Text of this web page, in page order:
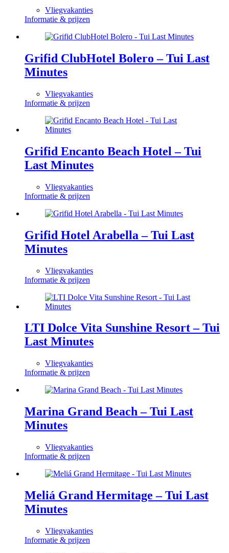
Vliegvakanties
Informatie & prijzen
Grifid ClubHotel Bolero – Tui Last
Minutes
Vliegvakanties
Informatie & prijzen
Grifid Encanto Beach Hotel – Tui
Last Minutes
Vliegvakanties
Informatie & prijzen
Grifid Hotel Arabella – Tui Last
Minutes
Vliegvakanties
Informatie & prijzen
LTI Dolce Vita Sunshine Resort – Tui
Last Minutes
Vliegvakanties
Informatie & prijzen
Marina Grand Beach – Tui Last
Minutes
Vliegvakanties
Informatie & prijzen
Meliá Grand Hermitage – Tui Last
Minutes
Vliegvakanties
Informatie & prijzen